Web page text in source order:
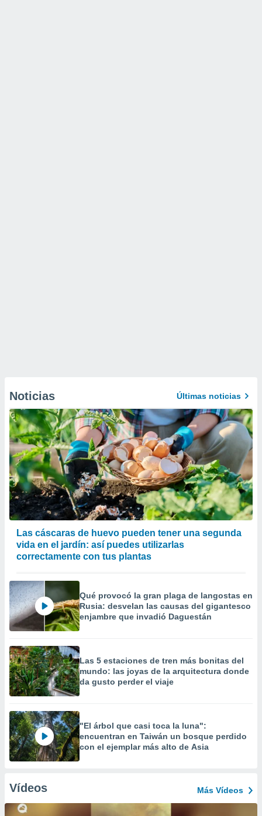
Noticias Últimas noticias
Las cáscaras de huevo pueden tener una segunda
vida en el jardín: así puedes utilizarlas
correctamente con tus plantas
Qué provocó la gran plaga de langostas en
Rusia: desvelan las causas del gigantesco
enjambre que invadió Daguestán
Las 5 estaciones de tren más bonitas del
mundo: las joyas de la arquitectura donde
da gusto perder el viaje
"El árbol que casi toca la luna":
encuentran en Taiwán un bosque perdido
con el ejemplar más alto de Asia
Vídeos Más Vídeos